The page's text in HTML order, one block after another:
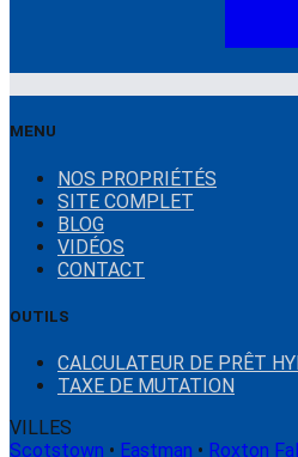
MENU
NOS PROPRIÉTÉS
SITE COMPLET
BLOG
VIDÉOS
CONTACT
OUTILS
CALCULATEUR DE PRÊT
TAXE DE MUTATION
VILLES
Scotstown • Eastman • Roxton